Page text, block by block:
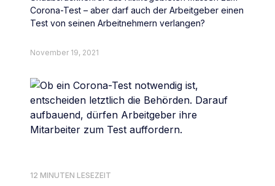
Corona-Test – aber darf auch der Arbeitgeber einen
Test von seinen Arbeitnehmern verlangen?
November 19, 2021
12 MINUTEN LESEZEIT